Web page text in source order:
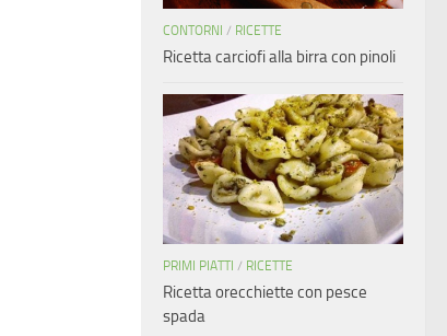
CONTORNI / RICETTE
Ricetta carciofi alla birra con pinoli
PRIMI PIATTI / RICETTE
Ricetta orecchiette con pesce
spada